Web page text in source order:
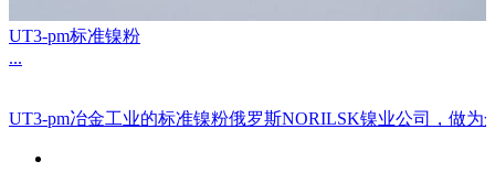
UT3-pm标准镍粉
...
UT3-pm冶金工业的标准镍粉俄罗斯NORILSK镍业公司，做为